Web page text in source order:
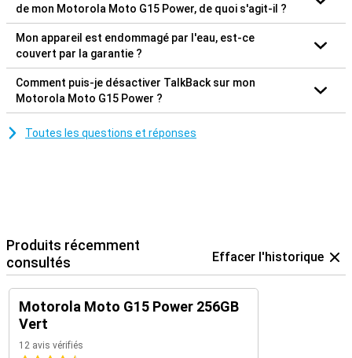
de mon Motorola Moto G15 Power, de quoi s'agit-il ?
Mon appareil est endommagé par l'eau, est-ce
couvert par la garantie ?
Comment puis-je désactiver TalkBack sur mon
Motorola Moto G15 Power ?
Toutes les questions et réponses
Produits récemment
consultés
Effacer l'historique
Motorola Moto G15 Power 256GB
Vert
12 avis vérifiés